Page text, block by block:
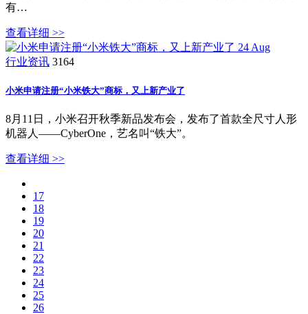
有…
查看详细 >>
24 Aug
行业资讯 3164
小米申请注册“小米铁大”商标，又上新产业了
8月11日，小米召开秋季新品发布会，发布了首款全尺寸人形
机器人——CyberOne，艺名叫“铁大”。
查看详细 >>
17
18
19
20
21
22
23
24
25
26